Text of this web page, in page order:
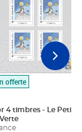
offerte
4 timbres - Le Petit